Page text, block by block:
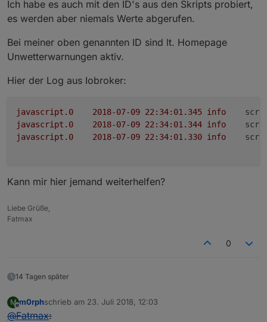
Ich habe es auch mit den ID's aus den Skripts probiert,
es werden aber niemals Werte abgerufen.
Bei meiner oben genannten ID sind lt. Homepage
Unwetterwarnungen aktiv.
Hier der Log aus Iobroker:
javascript.0 info
javascript.0
info
javascript.0
info
Kann mir hier jemand weiterhelfen?
Liebe Grüße,
Fatmax
0
14 Tagen später
M
Offline
m0rphschrieb am 23. Juli 2018, 12:03
zuletzt editiert von
@Fatmax: